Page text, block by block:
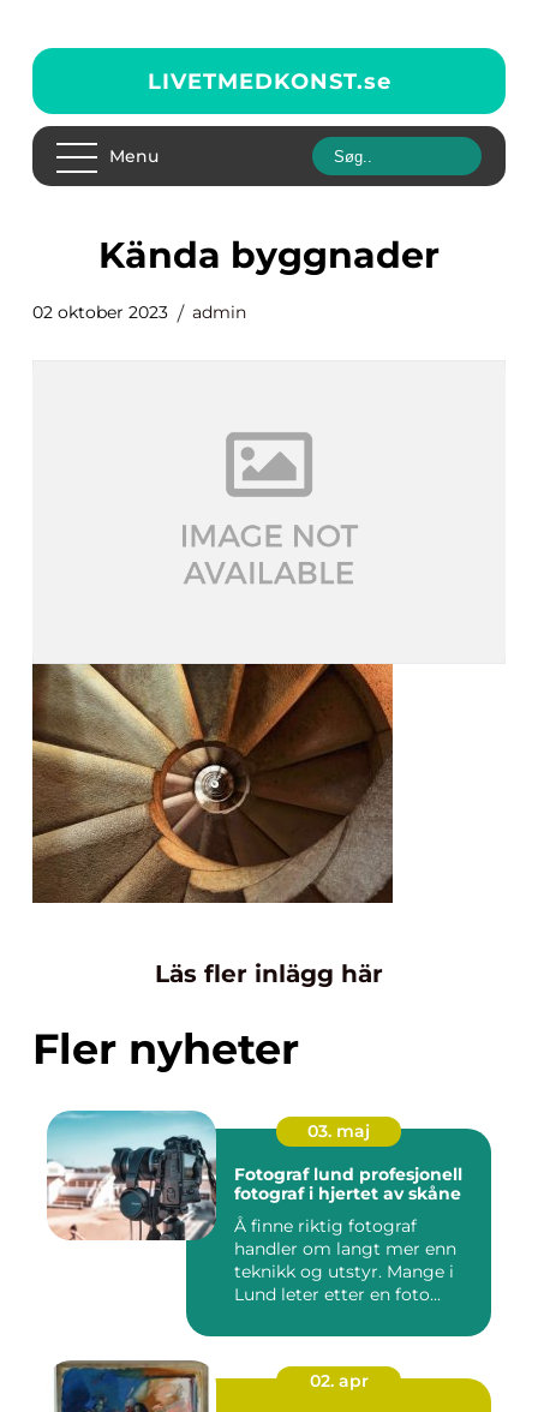
LIVETMEDKONST.se
Menu
kända byggnader
02 oktober 2023 admin
Läs fler inlägg här
Fler nyheter
03. maj
Fotograf lund profesjonell
fotograf i hjertet av skåne
Å finne riktig fotograf
handler om langt mer enn
teknikk og utstyr. Mange i
Lund leter etter en foto...
02. apr